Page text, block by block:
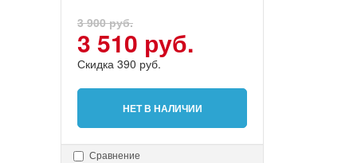
3 900 руб.
3 510 руб.
Скидка 390 руб.
НЕТ В НАЛИЧИИ
Сравнение